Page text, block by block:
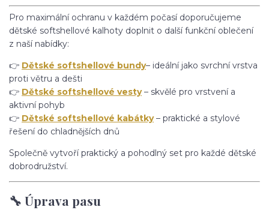
Pro maximální ochranu v každém počasí doporučujeme
dětské softshellové kalhoty doplnit o další funkční oblečení
z naší nabídky:
👉 Dětské softshellové bundy– ideální jako svrchní vrstva
proti větru a dešti
👉 Dětské softshellové vesty– skvělé pro vrstvení a
aktivní pohyb
👉 Dětské softshellové kabátky– praktické a stylové
řešení do chladnějších dnů
Společně vytvoří praktický a pohodlný set pro každé dětské
dobrodružství.
🔧 Úprava pasu